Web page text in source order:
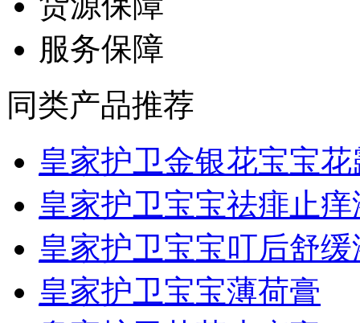
服务保障
同类产品推荐
皇家护卫金银花宝宝花
皇家护卫宝宝祛痱止痒
皇家护卫宝宝叮后舒缓
皇家护卫宝宝薄荷膏